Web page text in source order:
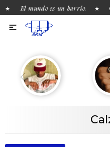
El mundo es un barrio.
